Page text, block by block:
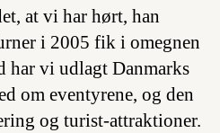
at vi har hørt, han
i 2005 fik i omegnen
har vi udlagt Danmarks
om eventyrene, og den
og turist-attraktioner.